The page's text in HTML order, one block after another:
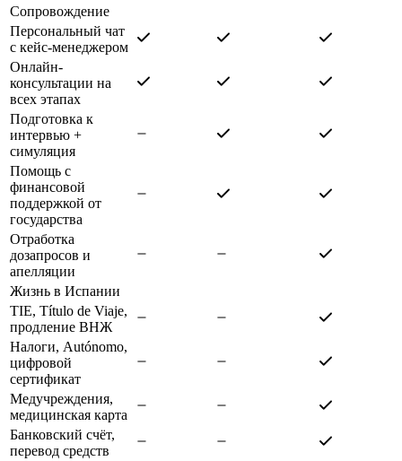
Сопровождение
Персональный чат
с кейс-менеджером
Онлайн-
консультации на
всех этапах
Подготовка к
интервью +
симуляция
Помощь с
финансовой
поддержкой от
государства
Отработка
дозапросов и
апелляции
Жизнь в Испании
TIE, Título de Viaje,
продление ВНЖ
Налоги, Autónomo,
цифровой
сертификат
Медучреждения,
медицинская карта
Банковский счёт,
перевод средств